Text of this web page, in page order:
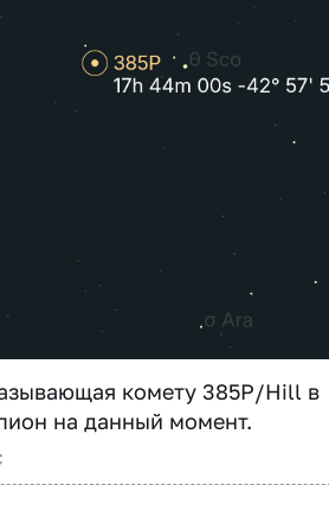
комету 385P/Hill в
на данный момент.